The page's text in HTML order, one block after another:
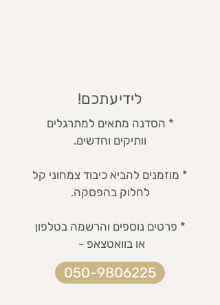
לידיעתכם!
* הסדנה מתאים למתרגלים
וותיקים וחדשים.
* מוזמנים להביא כיבוד צמחוני קל
לחלוק בהפסקה.
* פרטים נוספים והרשמה בטלפון
או בוואטצאפ -
050-9806225